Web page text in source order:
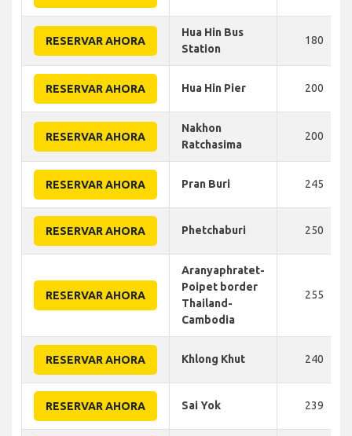
RESERVAR AHORA
Hua Hin Bus
Station
180
RESERVAR AHORA Hua Hin Pier 200
RESERVAR AHORA
Nakhon
Ratchasima
200
RESERVAR AHORA Pran Buri 245
RESERVAR AHORA Phetchaburi 250
RESERVAR AHORA
Aranyaphratet-
Poipet border
Thailand-
Cambodia
255
RESERVAR AHORA Khlong Khut 240
RESERVAR AHORA Sai Yok 239